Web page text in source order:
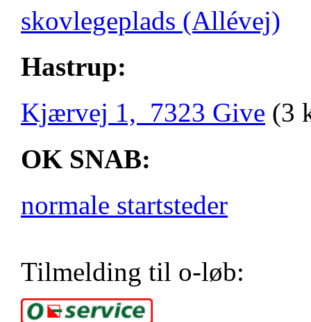
skovlegeplads (Allévej)
Hastrup:
Kjærvej 1, 7323 Give (3
OK SNAB:
normale startsteder
Tilmelding til o-løb: